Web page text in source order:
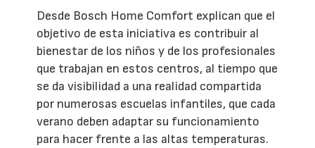
Desde Bosch Home Comfort explican que el
objetivo de esta iniciativa es contribuir al
bienestar de los niños y de los profesionales
que trabajan en estos centros, al tiempo que
se da visibilidad a una realidad compartida
por numerosas escuelas infantiles, que cada
verano deben adaptar su funcionamiento
para hacer frente a las altas temperaturas.